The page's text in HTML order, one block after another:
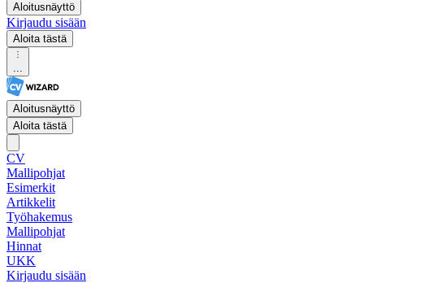
Aloitusnäyttö
Kirjaudu sisään
Aloita tästä
...
Aloitusnäyttö
Aloita tästä
CV
Mallipohjat
Esimerkit
Artikkelit
Työhakemus
Mallipohjat
Hinnat
UKK
Kirjaudu sisään